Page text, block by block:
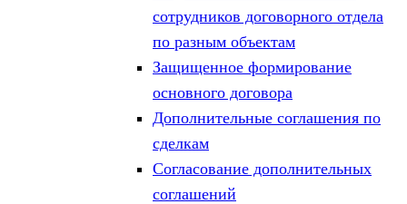
сотрудников договорного отдела
по разным объектам
Защищенное формирование
основного договора
Дополнительные соглашения по
сделкам
Согласование дополнительных
соглашений